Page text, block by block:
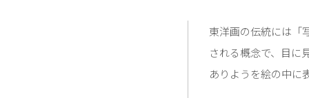
東洋画の伝統には「
される概念で、目に
ありようを絵の中に